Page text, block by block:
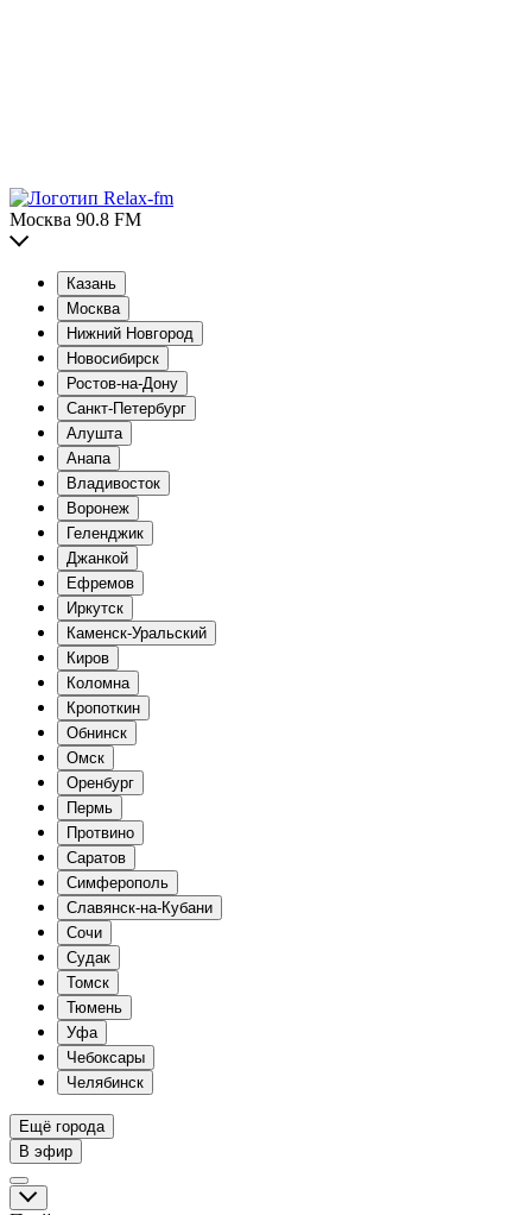
Москва 90.8 FM
Казань
Москва
Нижний Новгород
Новосибирск
Ростов-на-Дону
Санкт-Петербург
Алушта
Анапа
Владивосток
Воронеж
Геленджик
Джанкой
Ефремов
Иркутск
Каменск-Уральский
Киров
Коломна
Кропоткин
Обнинск
Омск
Оренбург
Пермь
Протвино
Саратов
Симферополь
Славянск-на-Кубани
Сочи
Судак
Томск
Тюмень
Уфа
Чебоксары
Челябинск
Ещё города
В эфир